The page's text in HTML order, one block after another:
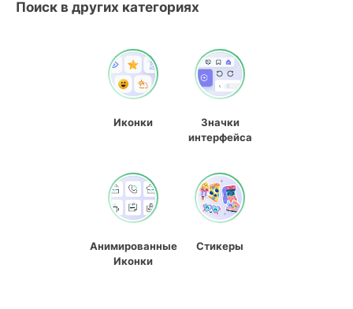
Поиск в других категориях
Иконки
Значки
интерфейса
Анимированные
Иконки
Стикеры